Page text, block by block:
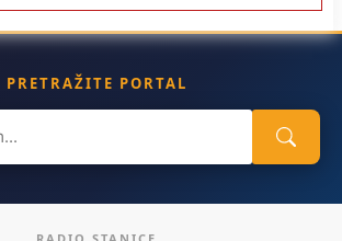
PRETRAŽITE PORTAL